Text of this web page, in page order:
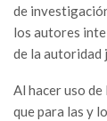
de
los autores
de la autoridad
Al hacer uso
que para las y